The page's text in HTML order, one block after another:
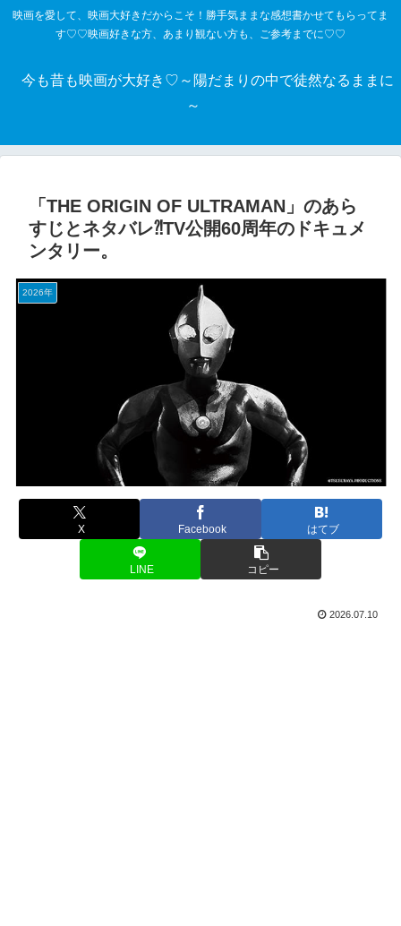
映画を愛して、映画大好きだからこそ！勝手気ままな感想書かせてもらってま
す♡♡映画好きな方、あまり観ない方も、ご参考までに♡♡
今も昔も映画が大好き♡～陽だまりの中で徒然なるままに
～
「THE ORIGIN OF ULTRAMAN」のあら
すじとネタバレ⁈TV公開60周年のドキュメ
ンタリー。
2026年
X Facebook はてブ
LINE コピー
2026.07.10